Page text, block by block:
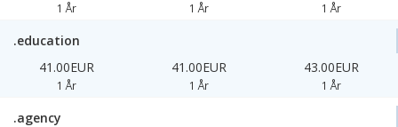
1 År 1 År 1 År
.education
41.00EUR
1 År
41.00EUR
1 År
43.00EUR
1 År
.agency